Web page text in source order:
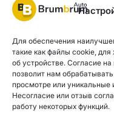
Для обеспечения
такие как файлы cookie,
об устройстве. Согласие
позволит нам
просмотре или уникальные
Несогласие или отзыв
работу некоторых функций.
SIA "AUTOCLICK", рег. №
77,
Политика